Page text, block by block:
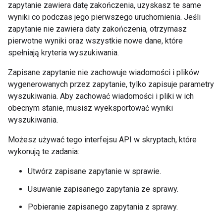
zapytanie zawiera datę zakończenia, uzyskasz te same
wyniki co podczas jego pierwszego uruchomienia. Jeśli
zapytanie nie zawiera daty zakończenia, otrzymasz
pierwotne wyniki oraz wszystkie nowe dane, które
spełniają kryteria wyszukiwania.
Zapisane zapytanie nie zachowuje wiadomości i plików
wygenerowanych przez zapytanie, tylko zapisuje parametry
wyszukiwania. Aby zachować wiadomości i pliki w ich
obecnym stanie, musisz wyeksportować wyniki
wyszukiwania.
Możesz używać tego interfejsu API w skryptach, które
wykonują te zadania:
Utwórz zapisane zapytanie w sprawie.
Usuwanie zapisanego zapytania ze sprawy.
Pobieranie zapisanego zapytania z sprawy.